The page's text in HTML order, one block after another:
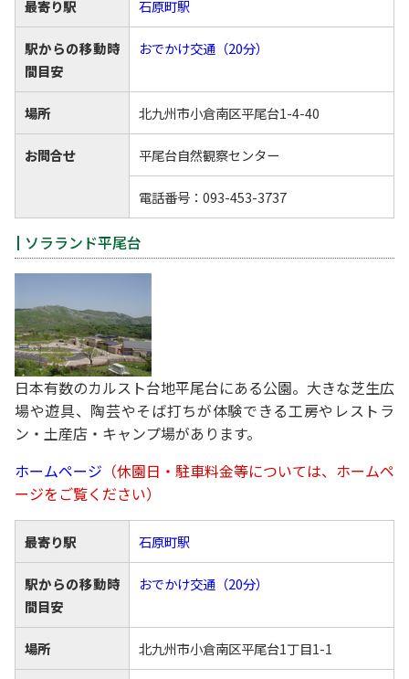
最寄り駅 石原町駅
駅からの移動時
間目安
おでかけ交通（20分）
場所 北九州市小倉南区平尾台1-4-40
お問合せ 平尾台自然観察センター
電話番号：093-453-3737
ソラランド平尾台
日本有数のカルスト台地平尾台にある公園。大きな芝生広
場や遊具、陶芸やそば打ちが体験できる工房やレストラ
ン・土産店・キャンプ場があります。
ホームページ （休園日・駐車料金等については、ホームペ
ージをご覧ください）
最寄り駅 石原町駅
駅からの移動時
間目安
おでかけ交通（20分）
場所 北九州市小倉南区平尾台1丁目1-1